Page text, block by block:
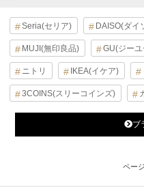
Seria(セリア) DAISO(ダイ
MUJI(無印良品) GU(ジー
ニトリ IKEA(イケア)
3COINS(スリーコインズ)
ブ
ペー